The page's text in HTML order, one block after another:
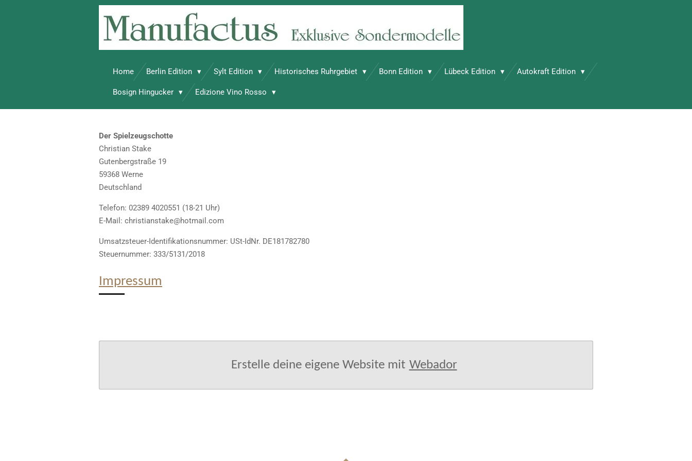
Home Berlin Edition Sylt Edition Historisches Ruhrgebiet Bonn Edition Lübeck Edition Autokraft Edition
Bosign Hingucker Edizione Vino Rosso
Der Spielzeugschotte
Christian Stake
Gutenbergstraße 19
59368 Werne
Deutschland
Telefon: 02389 4020551 (18-21 Uhr)
E-Mail: christianstake@hotmail.com
Umsatzsteuer-Identifikationsnummer: USt-IdNr. DE181782780
Steuernummer: 333/5131/2018
Impressum
Erstelle deine eigene Website mit Webador